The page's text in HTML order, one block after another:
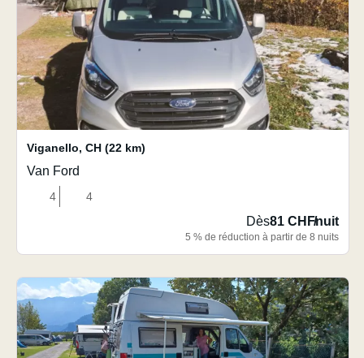
Viganello, CH (22 km)
Van Ford
4 4
Dès81 CHF/nuit
5 % de réduction à partir de 8 nuits